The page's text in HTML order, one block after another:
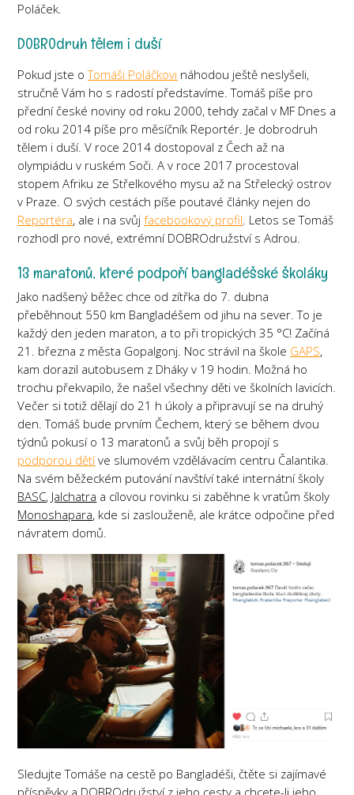
Poláček.
DOBROdruh tělem i duší
Pokud jste oTomáši Poláčkovi náhodou ještě neslyšeli,
stručně Vám ho s radostí představíme. Tomáš píše pro
přední české noviny od roku 2000, tehdy začal v MF Dnes a
od roku 2014 píše pro měsíčník Reportér. Je dobrodruh
tělem i duší. V roce 2014 dostopoval z Čech až na
olympiádu v ruském Soči. A v roce 2017 procestoval
stopem Afriku ze Střelkového mysu až na Střelecký ostrov
v Praze. O svých cestách píše poutavé články nejen do
Reportéra, ale i na svůjfacebookový profil. Letos se Tomáš
rozhodl pro nové, extrémní DOBROdružství s Adrou.
13 maratonů, které podpoří bangladéšské školáky
Jako nadšený běžec chce od zítřka do 7. dubna
přeběhnout 550 km Bangladéšem od jihu na sever. To je
každý den jeden maraton, a to při tropických 35 °C! Začíná
21. března z města Gopalgonj. Noc strávil na škole GAPS,
kam dorazil autobusem z Dháky v 19 hodin. Možná ho
trochu překvapilo, že našel všechny děti ve školních lavicích.
Večer si totiž dělají do 21 h úkoly a připravují se na druhý
den. Tomáš bude prvním Čechem, který se během dvou
týdnů pokusí o 13 maratonů a svůj běh propojí s
podporou dětíve slumovém vzdělávacím centru Čalantika.
Na svém běžeckém putování navštíví také internátní školy
BASC, Jalchatra a cílovou rovinku si zaběhne k vratům školy
Monoshapara, kde si zaslouženě, ale krátce odpočine před
návratem domů.
Sledujte Tomáše na cestě po Bangladéši, čtěte si zajímavé